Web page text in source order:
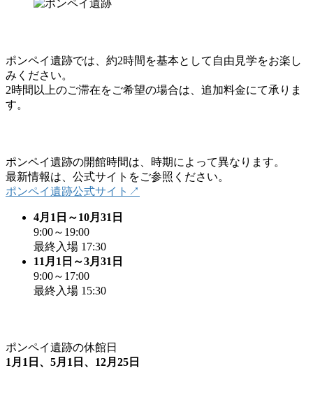
ポンペイ遺跡では、約2時間を基本として自由見学をお楽し
みください。
2時間以上のご滞在をご希望の場合は、追加料金にて承りま
す。
ポンペイ遺跡の開館時間は、時期によって異なります。
最新情報は、公式サイトをご参照ください。
ポンペイ遺跡公式サイト↗
4月1日～10月31日
9:00～19:00
最終入場 17:30
11月1日～3月31日
9:00～17:00
最終入場 15:30
ポンペイ遺跡の休館日
1月1日、5月1日、12月25日